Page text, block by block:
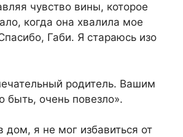
чувство вины, которое
когда она хвалила мое
Габи. Я стараюсь изо
родитель. Вашим
быть, очень повезло».
я не мог избавиться от